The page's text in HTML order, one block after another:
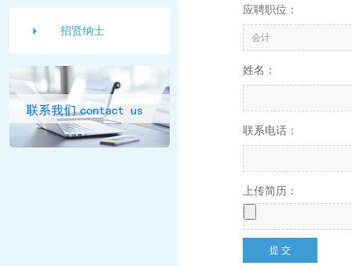
招贤纳士
应聘职位：
姓名：
联系电话：
上传简历：